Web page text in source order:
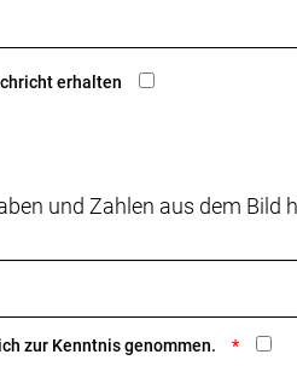
erhalten
und Zahlen aus dem Bild
zur Kenntnis genommen.